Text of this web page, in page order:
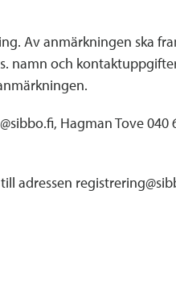
Av anmärkningen ska
namn och
Hagman Tove 040
till adressen